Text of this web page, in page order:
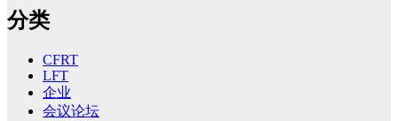
分类
CFRT
LFT
企业
会议论坛